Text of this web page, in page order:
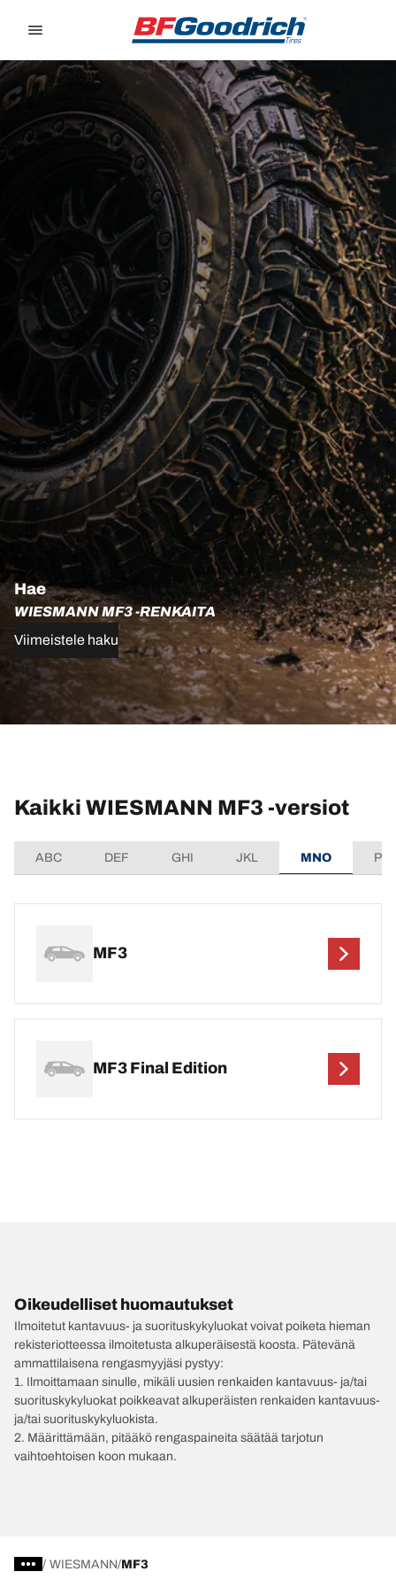
Hae
WIESMANN MF3 -RENKAITA
Viimeistele haku
Kaikki WIESMANN MF3 -versiot
ABC DEF GHI JKL MNO
MF3
MF3 Final Edition
Oikeudelliset huomautukset
Ilmoitetut kantavuus- ja suorituskykyluokat voivat poiketa hieman
rekisteriotteessa ilmoitetusta alkuperäisestä koosta. Pätevänä
ammattilaisena rengasmyyjäsi pystyy:
1. Ilmoittamaan sinulle, mikäli uusien renkaiden kantavuus- ja/tai
suorituskykyluokat poikkeavat alkuperäisten renkaiden kantavuus-
ja/tai suorituskykyluokista.
2. Määrittämään, pitääkö rengaspaineita säätää tarjotun
vaihtoehtoisen koon mukaan.
/ WIESMANN MF3